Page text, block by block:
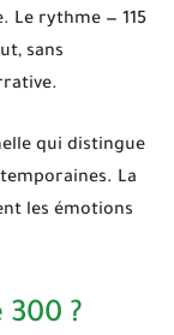
Le rythme — 115
sans
qui distingue
La
les émotions
?